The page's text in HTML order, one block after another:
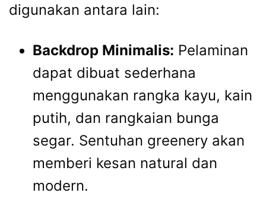
digunakan antara lain:
Backdrop Minimalis: Pelaminan
dapat dibuat sederhana
menggunakan rangka kayu, kain
putih, dan rangkaian bunga
segar. Sentuhan greenery akan
memberi kesan natural dan
modern.